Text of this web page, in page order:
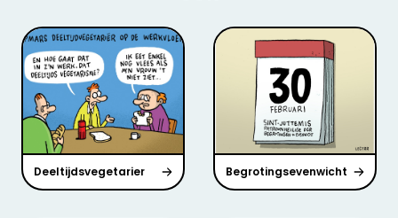
Deeltijdsvegetarier Begrotingsevenwicht